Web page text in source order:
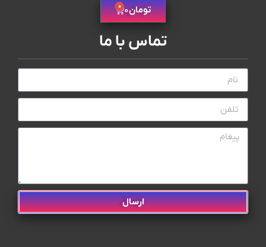
تومان0
0
تماس با ما
ارسال